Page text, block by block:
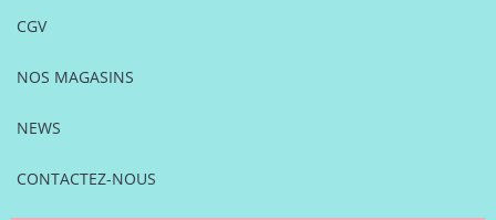
CGV
NOS MAGASINS
NEWS
CONTACTEZ-NOUS